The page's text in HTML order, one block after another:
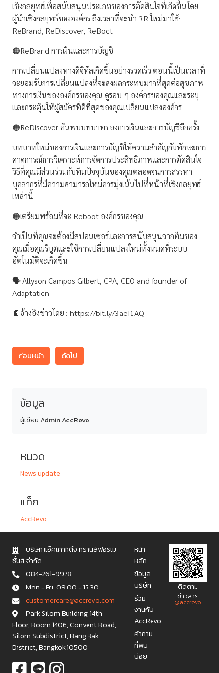
เชิงกลยุทธ์เพื่อสนับสนุนประเภทของการตัดสินใจที่เกิดขึ้นโดย
ผู้นำเชิงกลยุทธ์ขององค์กร ถึงเวลาที่จะนำ 3R ใหม่มาใช้:
ReBrand, ReDiscover, ReBoot
🟠ReBrand การเงินและการบัญชี
การเปลี่ยนแปลงทางดิจิทัลเกิดขึ้นอย่างรวดเร็ว ตอนนี้เป็นเวลาที่
จะยอมรับการเปลี่ยนแปลงที่จะส่งผลกระทบมากที่สุดต่อสุขภาพ
ทางการเงินขององค์กรของคุณ ดูรอบ ๆ องค์กรของคุณและระบุ
และกระตุ้นให้ผู้สมัครที่ดีที่สุดของคุณเปลี่ยนแปลงองค์กร
🟠ReDiscover ค้นพบบทบาทของการเงินและการบัญชีอีกครั้ง
บทบาทใหม่ของการเงินและการบัญชีให้ความสำคัญกับทักษะการ
คาดการณ์การวิเคราะห์การจัดการประสิทธิภาพและการตัดสินใจ
วิธีที่คุณมีส่วนร่วมกับทีมปัจจุบันของคุณตลอดจนการสรรหา
บุคลากรที่มีความสามารถใหม่ควรมุ่งเน้นไปที่หน้าที่เชิงกลยุทธ์
เหล่านี้
🟠เตรียมพร้อมที่จะ Reboot องค์กรของคุณ
จำเป็นที่คุณจะต้องมีสปอนเซอร์และการสนับสนุนจากทีมของ
คุณเมื่อคุณรีบูตและใช้การเปลี่ยนแปลงใหม่ทั้งหมดที่ระบบ
อัตโนมัติจะเกิดขึ้น
🗣 Allyson Campos Gilbert, CPA, CEO and founder of
Adaptation
📄อ้างอิงข่าวโดย : https://bit.ly/3aeI1AQ
ก่อนหน้า ถัดไป
ข้อมูล
ผู้เขียนAdmin AccRevo
หมวด
News update
แท็ก
AccRevo
บริษัท แอ็คเคาท์ติ้ง ทรานส์ฟอร์เม
ชั่นส์ จำกัด
084-261-9978
Mon - Fri: 09.00 - 17.30
c u s t o m e r c a r e @ a c c r e v o . c o m
Park Silom Building, 14th
Floor, Room 1406, Convent Road,
Silom Subdistrict, Bang Rak
District, Bangkok 10500
หน้า
หลัก
ข้อมูล
บริษัท
ร่วม
งานกับ
AccRevo
คำถาม
ที่พบ
บ่อย
ติดตาม
ข่าวสาร
@accrevo